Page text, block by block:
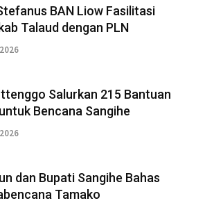
BAN Liow Fasilitasi
Talaud dengan PLN
Salurkan 215 Bantuan
Bencana Sangihe
dan Bupati Sangihe Bahas
Tamako